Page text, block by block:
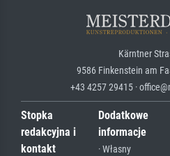
Kärntner
9586 Finkenstein am
+43 4257 29415 ·
Stopka
redakcyjna i
kontakt
Dodatkowe
informacje
· Własny